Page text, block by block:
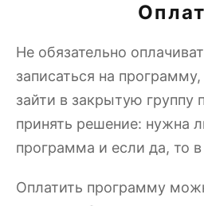
Не обязательно
записаться на
зайти в закрытую
принять решение: нужна
программа и если да, то
Оплатить программу